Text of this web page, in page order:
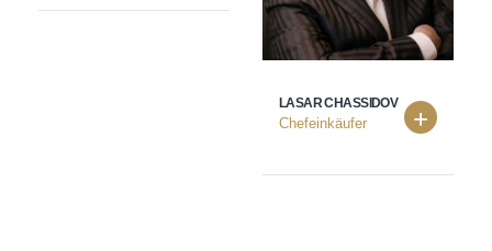
LASAR CHASSIDOV
Chefeinkäufer